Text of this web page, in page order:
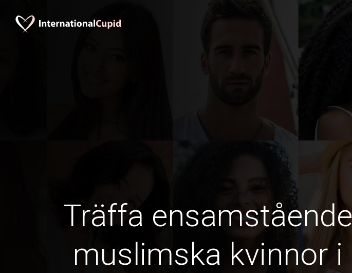
Träffa ensamstående
muslimska kvinnor i